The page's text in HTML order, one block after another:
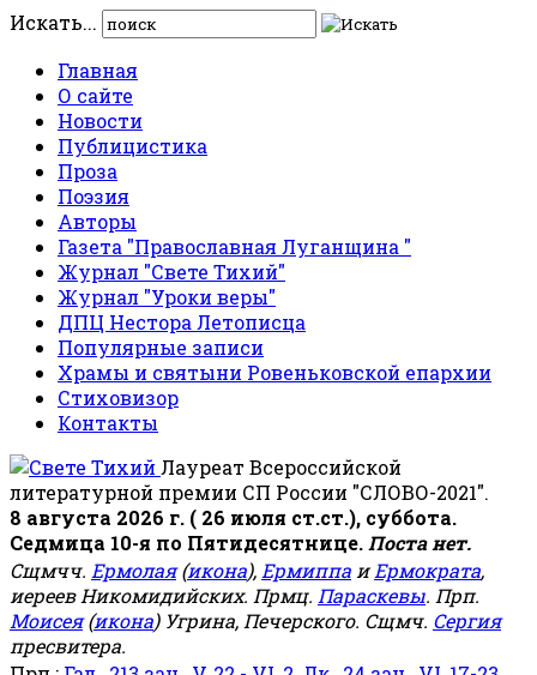
Искать...
Главная
О сайте
Новости
Публицистика
Проза
Поэзия
Авторы
Газета "Православная Луганщина "
Журнал "Свете Тихий"
Журнал "Уроки веры"
ДПЦ Нестора Летописца
Популярные записи
Храмы и святыни Ровеньковской епархии
Стиховизор
Контакты
Лауреат Всероссийской
литературной премии СП России "СЛОВО-2021".
8 августа 2026 г. ( 26 июля ст.ст.), суббота.
Седмица 10-я по Пятидесятнице. Поста нет.
Сщмчч. Ермолая(икона), Ермиппа иЕрмократа,
иереев Никомидийских. Прмц. Параскевы. Прп.
Моисея(икона) Угрина, Печерского. Сщмч. Сергия
пресвитера.